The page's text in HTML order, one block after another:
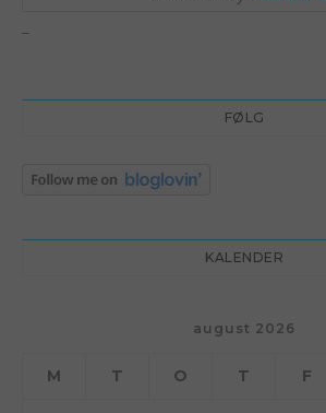
FØLG
KALENDER
august 2026
M T O T F